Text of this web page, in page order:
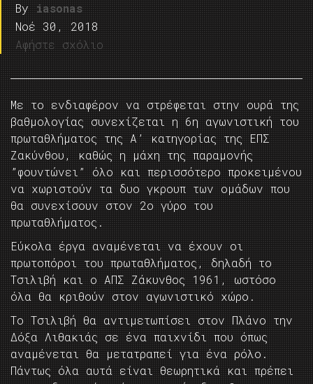
By iasonas
Νοέ 30, 2018
Αφήστε σχόλιο
Με το ενδιαφέρον να στρέφεται στην ουρά της
βαθμολογίας συνεχίζεται η 6η αγωνιστική του
πρωταθλήματος της Α’ κατηγορίας της ΕΠΣ
Ζακύνθου, καθώς η μάχη της παραμονής
”φουντώνει” όλο και περισσότερο προκειμένου
να χωριστούν τα δυο γκρουπ των ομάδων που
θα συνεχίσουν στον 2ο γύρο του
πρωταθλήματος.
Εύκολα έργα αναμένεται να έχουν οι
πρωτοπόροι του πρωταθλήματος, δηλαδή το
Τσιλιβή και ο ΑΠΣ Ζάκυνθος 1961, ωστόσο
όλα θα κριθούν στον αγωνιστικό χώρο.
Το Τσιλιβή θα αντιμετωπίσει στον Πλάνο την
Δόξα Λιθακιάς σε ένα παιχνίδι που όπως
αναμένεται θα μετατραπεί για ένα ρόλο.
Πάντως όλα αυτά είναι θεωρητικά και πρέπει